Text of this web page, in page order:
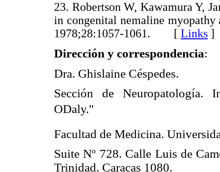
23. Robertson W, Kawamura Y,
in congenital nemaline myopathy
1978;28:1057-1061. [ Links ]
Dirección y correspondencia:
Dra. Ghislaine Céspedes.
Sección de Neuropatología.
ODaly."
Facultad de Medicina.
Suite Nº 728. Calle Luis de
Trinidad. Caracas 1080.